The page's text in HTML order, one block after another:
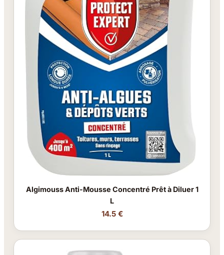
Algimouss Anti-Mousse Concentré Prêt à Diluer 1
L
14.5 €